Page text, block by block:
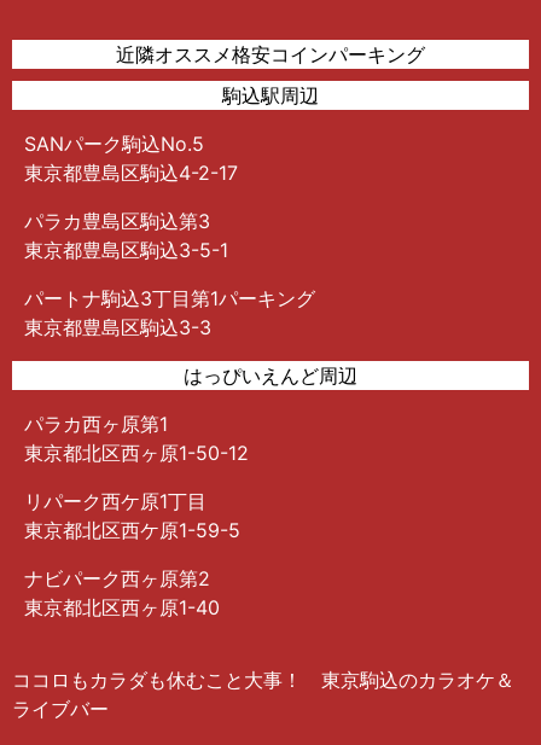
近隣オススメ格安コインパーキング
駒込駅周辺
SANパーク駒込No.5
東京都豊島区駒込4-2-17
パラカ豊島区駒込第3
東京都豊島区駒込3-5-1
パートナ駒込3丁目第1パーキング
東京都豊島区駒込3-3
はっぴいえんど周辺
パラカ西ヶ原第1
東京都北区西ヶ原1-50-12
リパーク西ケ原1丁目
東京都北区西ケ原1-59-5
ナビパーク西ヶ原第2
東京都北区西ヶ原1-40
ココロもカラダも休むこと大事！ 東京駒込のカラオケ＆
ライブバー